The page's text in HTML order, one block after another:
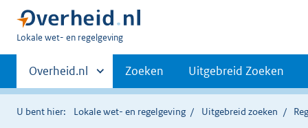
U
hier:
Lokale wet- en regelgeving
Primaire
navigatie
Andere
sites
binnen
Overheid.nl Zoeken Uitgebreid Zoeken
U bent hier: Lokale wet- en regelgeving Uitgebreid zoeken